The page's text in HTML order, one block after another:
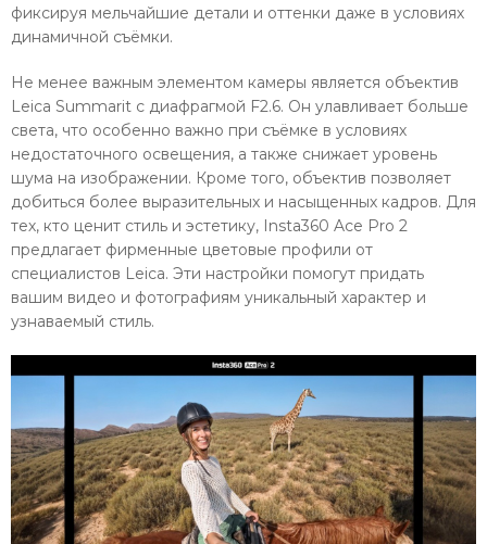
фиксируя мельчайшие детали и оттенки даже в условиях
динамичной съёмки.
Не менее важным элементом камеры является объектив
Leica Summarit с диафрагмой F2.6. Он улавливает больше
света, что особенно важно при съёмке в условиях
недостаточного освещения, а также снижает уровень
шума на изображении. Кроме того, объектив позволяет
добиться более выразительных и насыщенных кадров. Для
тех, кто ценит стиль и эстетику, Insta360 Ace Pro 2
предлагает фирменные цветовые профили от
специалистов Leica. Эти настройки помогут придать
вашим видео и фотографиям уникальный характер и
узнаваемый стиль.